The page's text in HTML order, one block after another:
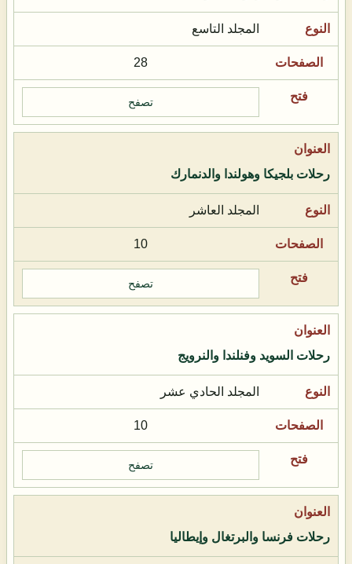
المجلد التاسع
28
تصفح
رحلات بلجيكا وهولندا والدنمارك
المجلد العاشر
10
تصفح
رحلات السويد وفنلندا والنرويج
المجلد الحادي عشر
10
تصفح
رحلات فرنسا والبرتغال وإيطاليا